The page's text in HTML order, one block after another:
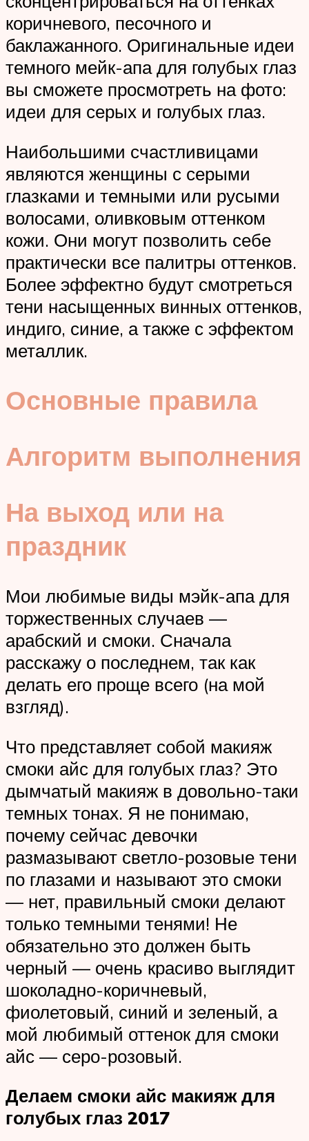
коричневого, песочного и
баклажанного. Оригинальные идеи
темного мейк-апа для голубых глаз
вы сможете просмотреть на фото:
идеи для серых и голубых глаз.
Наибольшими счастливицами
являются женщины с серыми
глазками и темными или русыми
волосами, оливковым оттенком
кожи. Они могут позволить себе
практически все палитры оттенков.
Более эффектно будут смотреться
тени насыщенных винных оттенков,
индиго, синие, а также с эффектом
металлик.
Основные правила
Алгоритм выполнения
На выход или на
праздник
Мои любимые виды мэйк-апа для
торжественных случаев —
арабский и смоки. Сначала
расскажу о последнем, так как
делать его проще всего (на мой
взгляд).
Что представляет собой макияж
смоки айс для голубых глаз? Это
дымчатый макияж в довольно-таки
темных тонах. Я не понимаю,
почему сейчас девочки
размазывают светло-розовые тени
по глазами и называют это смоки
— нет, правильный смоки делают
только темными тенями! Не
обязательно это должен быть
черный — очень красиво выглядит
шоколадно-коричневый,
фиолетовый, синий и зеленый, а
мой любимый оттенок для смоки
айс — серо-розовый.
Делаем смоки айс макияж для
голубых глаз 2017